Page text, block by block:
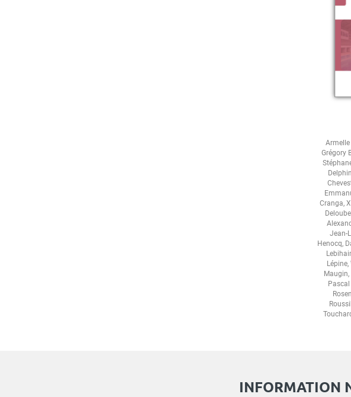
Armelle
Grégory
Cranga,
Jean-
Henocq,
Lépine,
Maugin,
INFORMATION